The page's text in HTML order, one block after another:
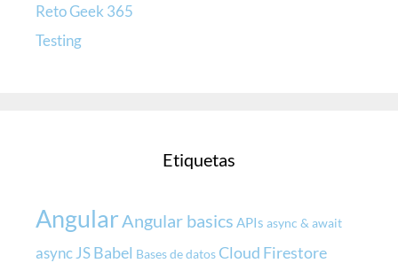
Reto Geek 365
Testing
Etiquetas
AngularAngular basics APIs async & await
async JSBabel Bases de datos Cloud Firestore